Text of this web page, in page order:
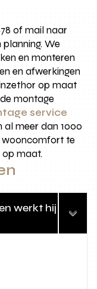
of mail naar
We
en monteren
en afwerkingen
op maat
montage
service
al meer dan 1000
wooncomfort te
maat.
werkt hij